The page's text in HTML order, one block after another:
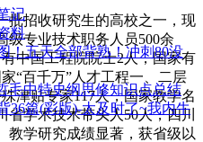
招收研究生的高校之一，现
级专业技术职务人员500余
中国工程院院士2人，国家有
“百千万”人才工程一、二层
津贴专家117人，国家教学名
学术技术带头人50人，四川
教学研究成绩显著，获省级以
记
料
！五天全部背熟！冲刺80没
毛中特史纲思修知识点总结
36篇(彩版)-太及时了~我内牛